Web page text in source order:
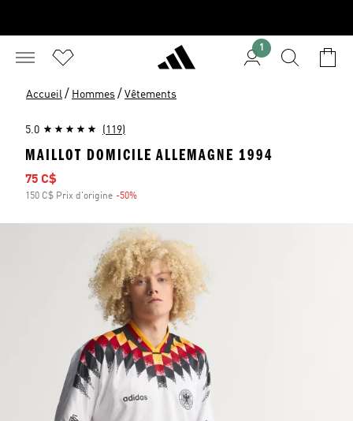
1
Accueil / Hommes / Vêtements
5.0 (119)
MAILLOT DOMICILE ALLEMAGNE 1994
Prix soldé
75 C$
150 C$ Prix d'origine -50%